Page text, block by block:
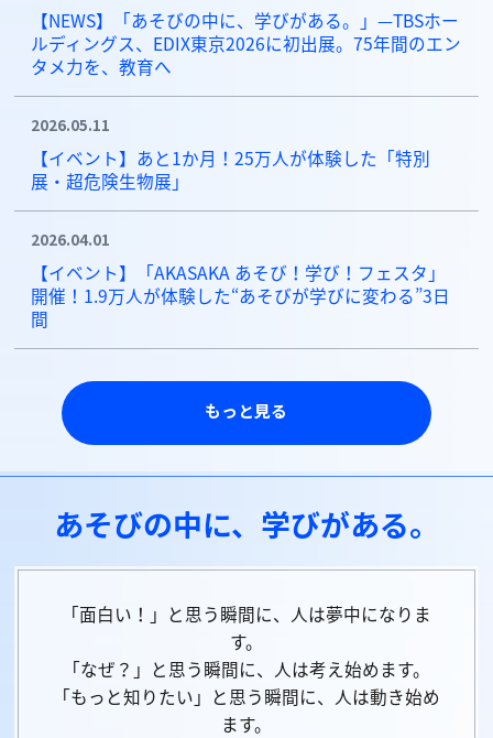
【NEWS】「あそびの中に、学びがある。」—TBSホー
ルディングス、EDIX東京2026に初出展。75年間のエン
タメ力を、教育へ
2026.05.11
【イベント】あと1か月！25万人が体験した「特別
展・超危険生物展」
2026.04.01
【イベント】「AKASAKA あそび！学び！フェスタ」
開催！1.9万人が体験した“あそびが学びに変わる”3日
間
もっと見る
あそびの中に、学びがある。
「面白い！」と思う瞬間に、人は夢中になりま
す。
「なぜ？」と思う瞬間に、人は考え始めます。
「もっと知りたい」と思う瞬間に、人は動き始め
ます。